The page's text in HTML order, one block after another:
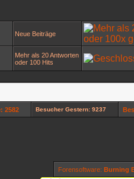
Neue Beiträge
Mehr als 20 Antworten
oder 100 Hits
2582 Besucher Gestern: 9237
Forensoftware: Burning